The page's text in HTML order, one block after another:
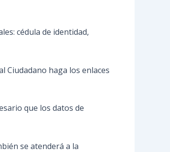
cédula de identidad,
Ciudadano haga los enlaces
que los datos de
se atenderá a la